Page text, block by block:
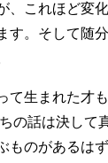
、これほど変
す。そして随
て生まれた才
の話は決して
ものがあるは